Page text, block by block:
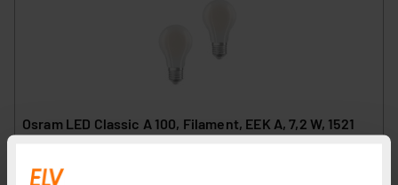
Osram LED Classic A 100, Filament, EEK A, 7,2 W, 1521
Artikel-Nr. 258426